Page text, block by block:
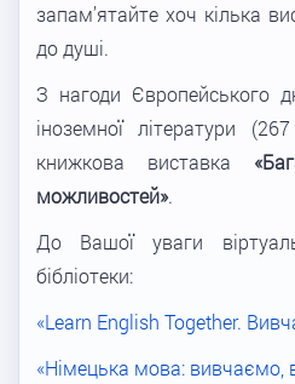
запам’ятайте хоч кілька
до душі.
З нагоди Європейського
іноземної літератури
книжкова виставка
можливостей».
До Вашої уваги
бібліотеки:
«Learn English Together.
«Німецька мова: